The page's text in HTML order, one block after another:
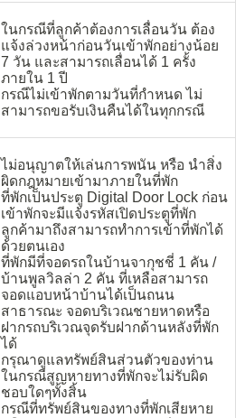
ในกรณีที่ลูกค้าต้องการเลื่อนวัน ต้อง
แจ้งล่วงหน้าก่อนวันเข้าพักอย่างน้อย
7 วัน และสามารถเลื่อนได้ 1 ครั้ง
ภายใน 1 ปี
กรณีไม่เข้าพักตามวันที่กำหนด ไม่
สามารถขอรับเงินคืนได้ในทุกกรณี
ไม่อนุญาตให้เล่นการพนัน หรือ นำสิ่ง
ผิดกฎหมายเข้ามาภายในที่พัก
ที่พักเป็นประตู Digital Door Lock ก่อน
เข้าพักจะมีแจ้งรหัสเปิดประตูที่พัก
ลูกค้ามาถึงสามารถทำการเข้าที่พักได้
ด้วยตนเอง
ที่พักมีที่จอดรถในบ้านจากุชชี่ 1 คัน /
บ้านพูลวิลล่า 2 คัน ที่เหลือสามารถ
จอดแอบหน้าบ้านได้เป็นถนน
สาธารณะ จอดบริเวณชายหาดหรือ
ฝากรถบริเวณจุดรับฝากด้านหลังที่พัก
ได้
กรุณาดูแลทรัพย์สินส่วนตัวของท่าน
ในกรณีสูญหายทางที่พักจะไม่รับผิด
ชอบใดๆทั้งสิ้น
กรณีที่ทรัพย์สินของทางที่พักเสียหาย